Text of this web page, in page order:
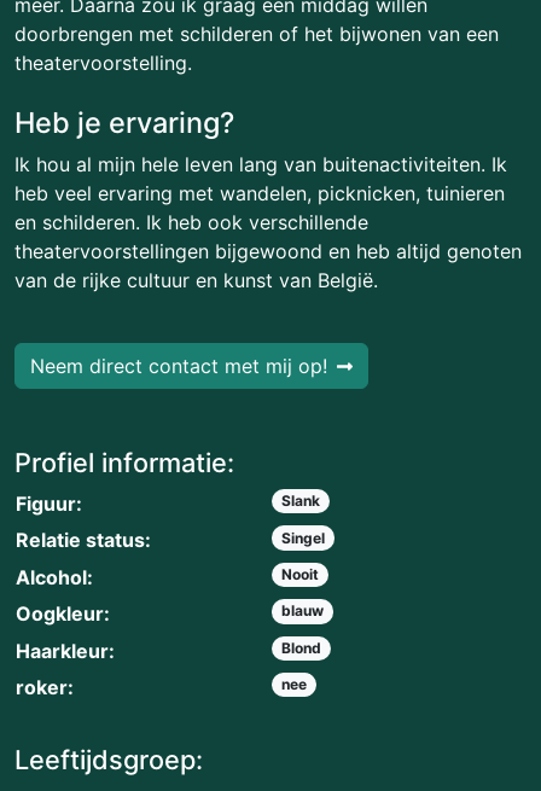
meer. Daarna zou ik graag een middag willen
doorbrengen met schilderen of het bijwonen van een
theatervoorstelling.
Heb je ervaring?
Ik hou al mijn hele leven lang van buitenactiviteiten. Ik
heb veel ervaring met wandelen, picknicken, tuinieren
en schilderen. Ik heb ook verschillende
theatervoorstellingen bijgewoond en heb altijd genoten
van de rijke cultuur en kunst van België.
Neem direct contact met mij op!
Profiel informatie:
Figuur: Slank
Relatie status: Singel
Alcohol: Nooit
Oogkleur: blauw
Haarkleur: Blond
roker: nee
Leeftijdsgroep: